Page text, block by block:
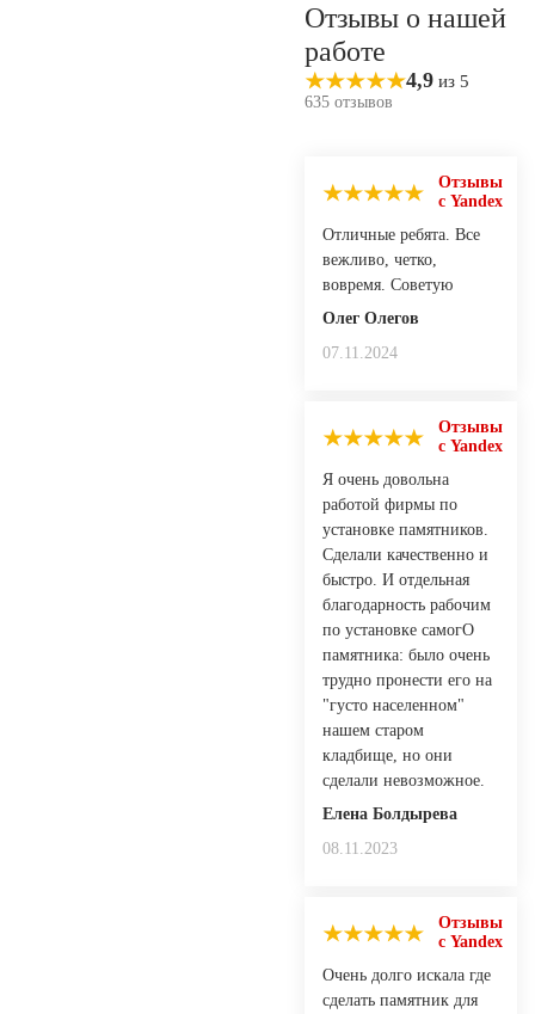
Отзывы о нашей
работе
4,9 из 5
635 отзывов
Отзывы
с Yandex
Отличные ребята. Все
вежливо, четко,
вовремя. Советую
Олег Олегов
07.11.2024
Отзывы
с Yandex
Я очень довольна
работой фирмы по
установке памятников.
Сделали качественно и
быстро. И отдельная
благодарность рабочим
по установке самогО
памятника: было очень
трудно пронести его на
"густо населенном"
нашем старом
кладбище, но они
сделали невозможное.
Елена Болдырева
08.11.2023
Отзывы
с Yandex
Очень долго искала где
сделать памятник для